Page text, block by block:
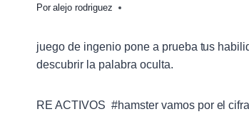
Por alejo rodriguez
juego de ingenio pone a prueba tus
descubrir la palabra oculta.
RE ACTIVOS #hamster vamos por el